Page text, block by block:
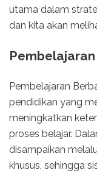
utama dalam
dan kita akan
Pembelajaran
pendidikan yang
meningkatkan
proses belajar.
disampaikan
khusus, sehingga